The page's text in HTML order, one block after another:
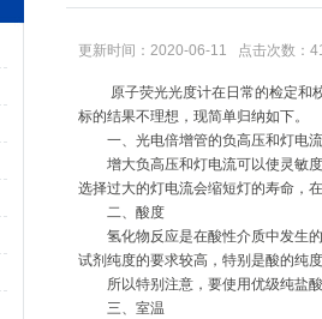
更新时间：2020-06-11 点击次数：
原子荧光光度计在日常的检定和
标的结果不理想，现简单归纳如下。
一、光电倍增管的负高压和灯电流
增大负高压和灯电流可以使灵敏度
选择过大的灯电流会缩短灯的寿命，
二、酸度
氢化物反应是在酸性介质中发生的
试剂纯度的要求较高，特别是酸的纯
所以特别注意，要使用优级纯盐酸
三、室温